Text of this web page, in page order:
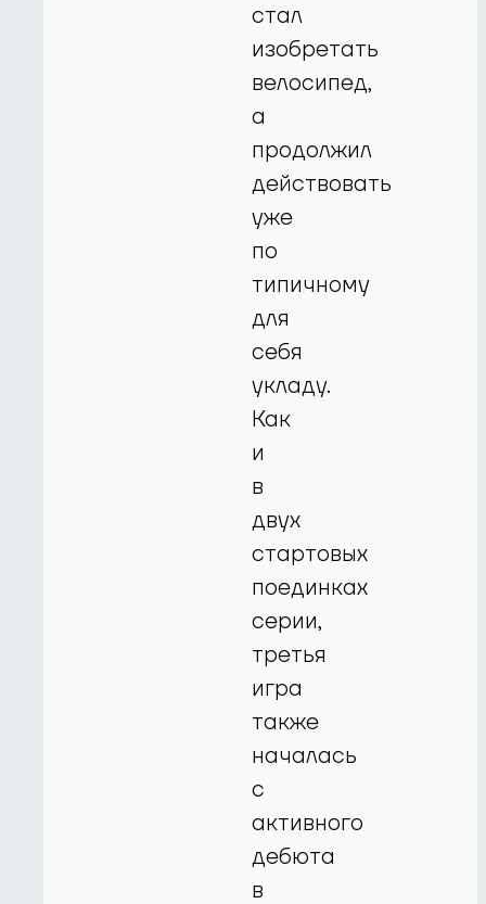
стал
изобретать
велосипед,
а
продолжил
действовать
уже
по
типичному
для
себя
укладу.
Как
и
в
двух
стартовых
поединках
серии,
третья
игра
также
началась
с
активного
дебюта
в